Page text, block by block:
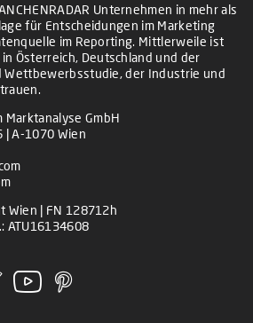
Unternehmen in mehr als
für Entscheidungen im Marketing
im Reporting. Mittlerweile ist
in Österreich, Deutschland und der
Wettbewerbsstudie, der Industrie und
Marktanalyse GmbH
| A-1070 Wien
Wien | FN 128712h
ATU16134608